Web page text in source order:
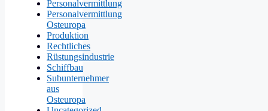
Personalvermittlung
Personalvermittlung
Osteuropa
Produktion
Rechtliches
Rüstungsindustrie
Schiffbau
Subunternehmer
aus
Osteuropa